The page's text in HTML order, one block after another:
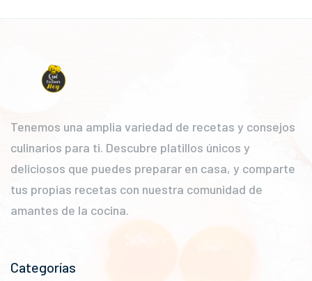
Tenemos una amplia variedad de recetas y consejos
culinarios para ti. Descubre platillos únicos y
deliciosos que puedes preparar en casa, y comparte
tus propias recetas con nuestra comunidad de
amantes de la cocina.
Categorías